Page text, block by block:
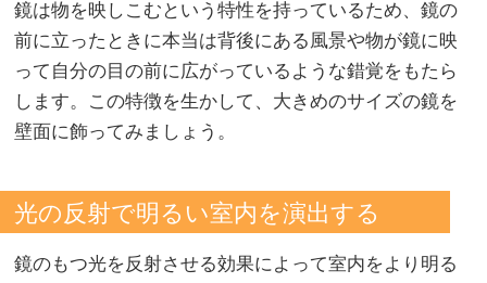
鏡は物を映しこむという特性を持っているため、鏡の
前に立ったときに本当は背後にある風景や物が鏡に映
って自分の目の前に広がっているような錯覚をもたら
します。この特徴を生かして、大きめのサイズの鏡を
壁面に飾ってみましょう。
光の反射で明るい室内を演出する
鏡のもつ光を反射させる効果によって室内をより明る